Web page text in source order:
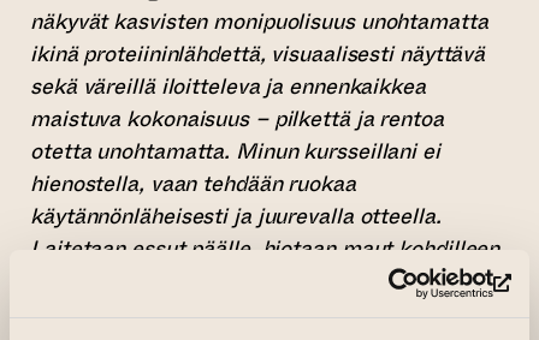
näkyvät kasvisten monipuolisuus unohtamatta
ikinä proteiininlähdettä, visuaalisesti näyttävä
sekä väreillä iloitteleva ja ennenkaikkea
maistuva kokonaisuus – pilkettä ja rentoa
otetta unohtamatta. Minun kursseillani ei
hienostella, vaan tehdään ruokaa
käytännönläheisesti ja juurevalla otteella.
Laitetaan essut päälle, hiotaan maut kohdilleen
ja pidetään hauskaa samalla, kun loihdimme
kasviksista sesongin parhaita ja näyttäviä